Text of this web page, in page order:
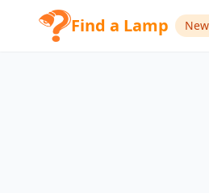
Find a Lamp